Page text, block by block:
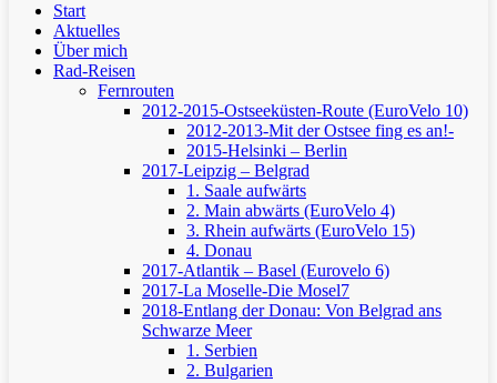
Start
Aktuelles
Über mich
Rad-Reisen
Fernrouten
2012-2015-Ostseeküsten-Route (EuroVelo 10)
2012-2013-Mit der Ostsee fing es an!-
2015-Helsinki – Berlin
2017-Leipzig – Belgrad
1. Saale aufwärts
2. Main abwärts (EuroVelo 4)
3. Rhein aufwärts (EuroVelo 15)
4. Donau
2017-Atlantik – Basel (Eurovelo 6)
2017-La Moselle-Die Mosel7
2018-Entlang der Donau: Von Belgrad ans
Schwarze Meer
1. Serbien
2. Bulgarien